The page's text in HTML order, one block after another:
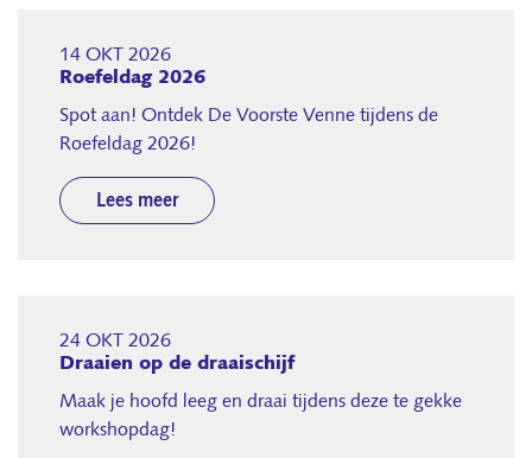
14 OKT 2026
Roefeldag 2026
Spot aan! Ontdek De Voorste Venne tijdens de
Roefeldag 2026!
Lees meer
24 OKT 2026
Draaien op de draaischijf
Maak je hoofd leeg en draai tijdens deze te gekke
workshopdag!